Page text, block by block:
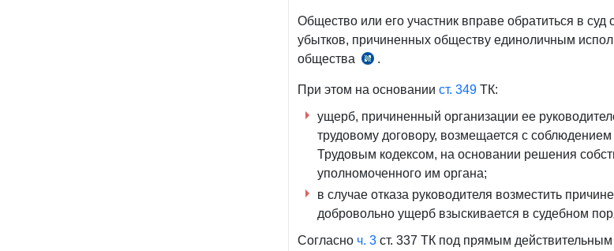
Общество или его участник вправе обратиться в
убытков, причиненных обществу единоличным
общества
ч.
42
№ЗРУ
310-
II
от
06.12.2001
.
При этом на основании ст. 349ТК:
ущерб, причиненный организации ее
трудовому договору, возмещается с
Трудовым кодексом, на основании решения
уполномоченного им органа;
в случае отказа руководителя возместить
добровольно ущерб взыскивается в судебном
Согласно ч. 3ст. 337 ТК под прямым